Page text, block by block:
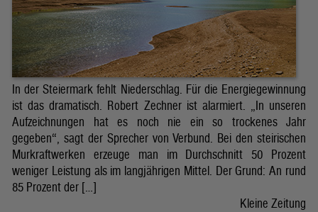
In der Steiermark fehlt Niederschlag. Für die Energiegewinnung
ist das dramatisch. Robert Zechner ist alarmiert. „In unseren
Aufzeichnungen hat es noch nie ein so trockenes Jahr
gegeben“, sagt der Sprecher von Verbund. Bei den steirischen
Murkraftwerken erzeuge man im Durchschnitt 50 Prozent
weniger Leistung als im langjährigen Mittel. Der Grund: An rund
85 Prozent der […]
Kleine Zeitung